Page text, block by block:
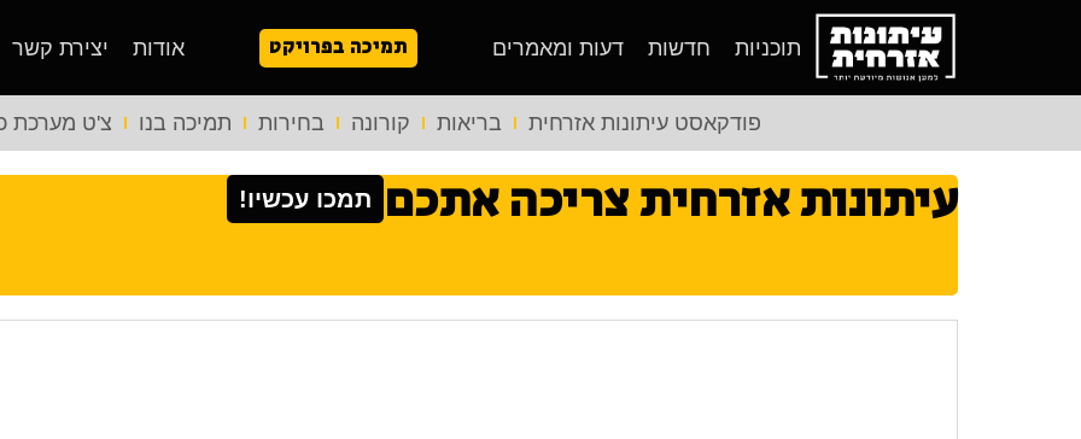
תוכניות חדשות דעות ומאמרים תמיכה בפרויקט אודות יצירת קשר
פודקאסט עיתונות אזרחית בריאות קורונה בחירות תמיכה בנו צ'ט מערכת
עיתונות אזרחית צריכה אתכם תמכו עכשיו!